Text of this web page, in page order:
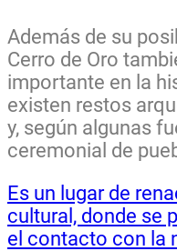
Además de su
Cerro de Oro
importante en la
existen restos
y, según algunas
ceremonial de
Es un lugar de
cultural, donde se
el contacto con la